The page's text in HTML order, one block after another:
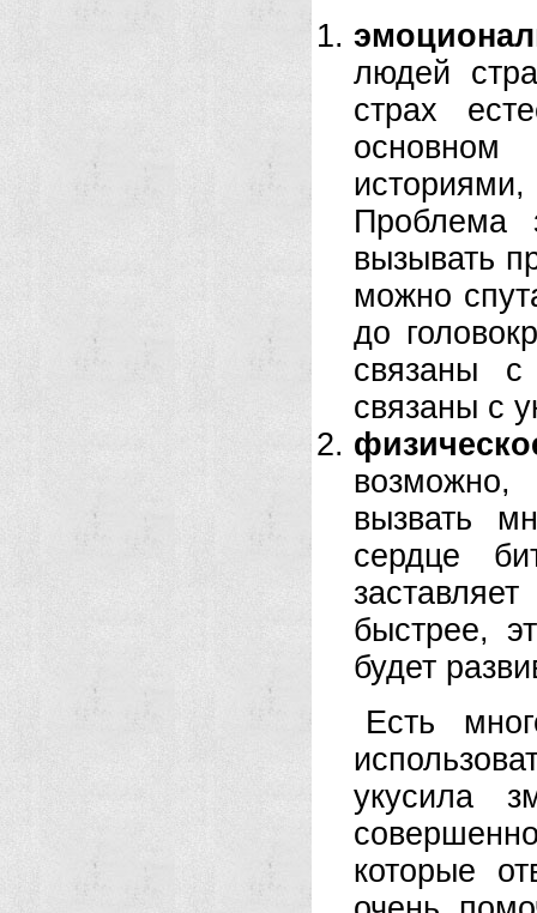
людей
страх
основном
Проблема
вызывать
можно
до
связаны
связаны с
вызвать
сердце
быстрее,
будет
Есть
укусила
которые